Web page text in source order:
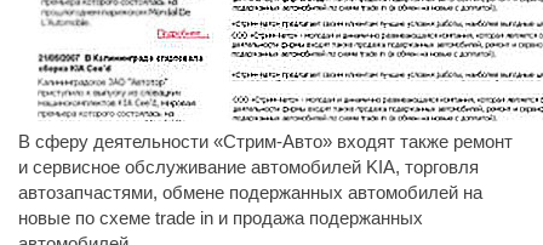
В сферу деятельности «Стрим-Авто» входят также ремонт
и сервисное обслуживание автомобилей KIA, торговля
автозапчастями, обмене подержанных автомобилей на
новые по схеме trade in и продажа подержанных